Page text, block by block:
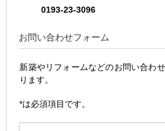
0193-23-3096
お問い合わせフォーム
新築やリフォームなどのお問い合わ
ります。
*は必須項目です。